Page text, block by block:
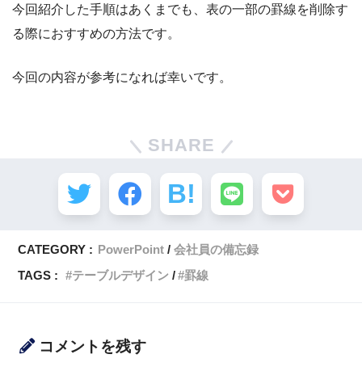
今回紹介した手順はあくまでも、表の一部の罫線を削除す
る際におすすめの方法です。
今回の内容が参考になれば幸いです。
SHARE
CATEGORY : PowerPoint
会社員の備忘録
TAGS :
テーブルデザイン 罫線
コメントを残す